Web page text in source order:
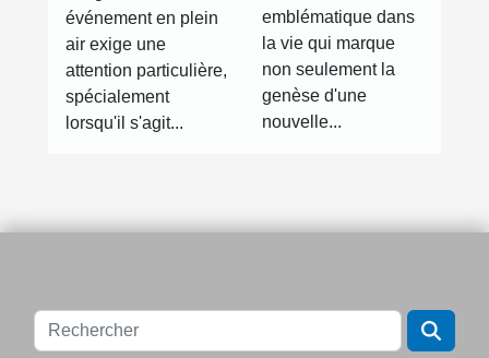
évènement
événement en plein
air exige une
attention particulière,
spécialement
lorsqu'il s'agit...
travers la
photographie
emblématique dans
la vie qui marque
non seulement la
genèse d'une
nouvelle...